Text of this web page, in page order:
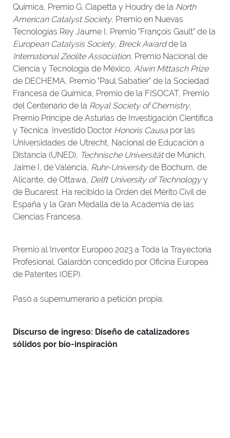
Química, Premio G. Ciapetta y Houdry de la North
American Catalyst Society, Premio en Nuevas
Tecnologías Rey Jaume I, Premio "François Gault" de la
European Catalysis Society, Breck Awardde la
International Zeolite Association, Premio Nacional de
Ciencia y Tecnología de México, Alwin Mittasch Prize
de DECHEMA, Premio "Paul Sabatier" de la Sociedad
Francesa de Química, Premio de la FISOCAT, Premio
del Centenario de la Royal Society of Chemistry,
Premio Príncipe de Asturias de Investigación Científica
y Técnica. Investido Doctor Honoris Causa por las
Universidades de Utrecht, Nacional de Educación a
Distancia (UNED), Technische Universitätde Múnich,
Jaime I, de Valencia, Ruhr-Universityde Bochum, de
Alicante, de Ottawa, Delft University of Technologyy
de Bucarest. Ha recibido la Orden del Mérito Civil de
España y la Gran Medalla de la Academia de las
Ciencias Francesa.
Premio al Inventor Europeo 2023 a Toda la Trayectoria
Profesional. Galardón concedido por Oficina Europea
de Patentes (OEP).
Pasó a supernumerario a petición propia.
Discurso de ingreso: Diseño de catalizadores
sólidos por bio-inspiración